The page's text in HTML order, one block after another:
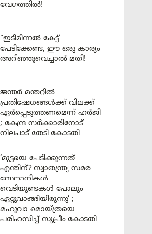
വേഗത്തിൽ!
“ഇടിമിന്നൽ കേട്ട്
പേടിക്കേണ്ട, ഈ ഒരു കാര്യം
അറിഞ്ഞുവെച്ചാൽ മതി!
ജന്തർ മന്തറിൽ
പ്രതിഷേധങ്ങൾക്ക് വിലക്ക്
ഏർപ്പെടുത്തണമെന്ന് ഹർജി
; കേന്ദ്ര സർക്കാരിനോട്
നിലപാട് തേടി കോടതി
‘മുട്ടയെ പേടിക്കുന്നത്
എന്തിന്? സ്വാതന്ത്ര്യ സമര
സേനാനികൾ
വെടിയുണ്ടകൾ പോലും
ഏറ്റുവാങ്ങിയിരുന്നു’ ;
മഹുവാ മൊയ്ത്രയെ
പരിഹസിച്ച് സുപ്രീം കോടതി